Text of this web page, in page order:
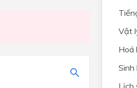
Vật
Hoá
Sinh
Lịch